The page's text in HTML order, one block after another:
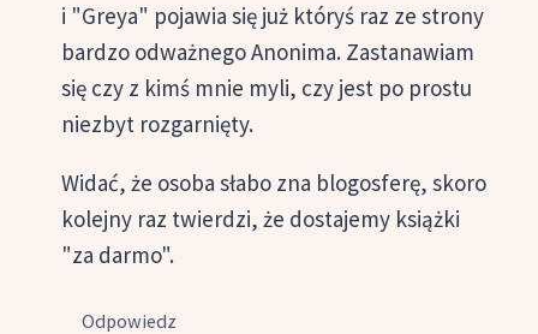
i "Greya" pojawia się już któryś raz ze strony
bardzo odważnego Anonima. Zastanawiam
się czy z kimś mnie myli, czy jest po prostu
niezbyt rozgarnięty.
Widać, że osoba słabo zna blogosferę, skoro
kolejny raz twierdzi, że dostajemy książki
"za darmo".
Odpowiedz